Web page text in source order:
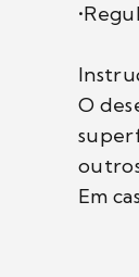
O
Em